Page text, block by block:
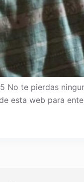
te pierdas
esta web para